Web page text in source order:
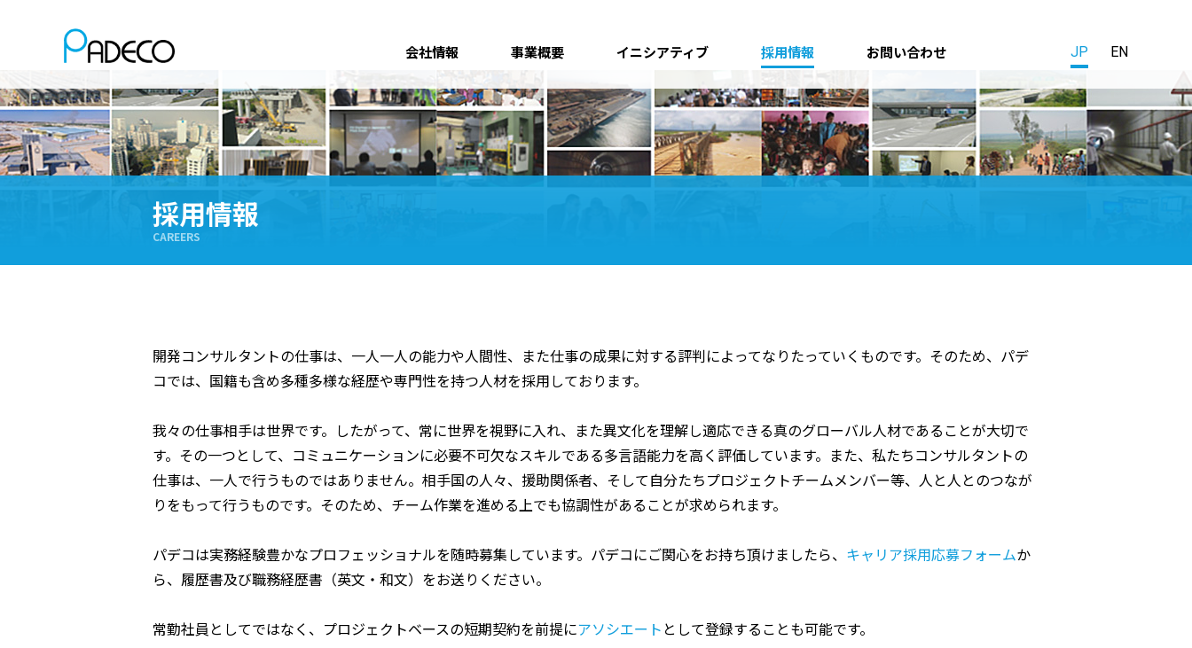
会社情報 事業概要 イニシアティブ 採用情報 お問い合わせ JP EN
採用情報
CAREERS
開発コンサルタントの仕事は、一人一人の能力や人間性、また仕事の成果に対する評判によってなりたっていくものです。そのため、パデ
コでは、国籍も含め多種多様な経歴や専門性を持つ人材を採用しております。
我々の仕事相手は世界です。したがって、常に世界を視野に入れ、また異文化を理解し適応できる真のグローバル人材であることが大切で
す。その一つとして、コミュニケーションに必要不可欠なスキルである多言語能力を高く評価しています。また、私たちコンサルタントの
仕事は、一人で行うものではありません。相手国の人々、援助関係者、そして自分たちプロジェクトチームメンバー等、人と人とのつなが
りをもって行うものです。そのため、チーム作業を進める上でも協調性があることが求められます。
パデコは実務経験豊かなプロフェッショナルを随時募集しています。パデコにご関心をお持ち頂けましたら、 キャリア採用応募フォームか
ら、履歴書及び職務経歴書（英文・和文）をお送りください。
常勤社員としてではなく、プロジェクトベースの短期契約を前提にアソシエート として登録することも可能です。